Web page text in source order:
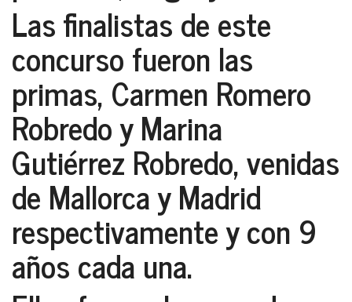
Las finalistas de este
concurso fueron las
primas,Carmen Romero
Robredo y Marina
Gutiérrez Robredo,venidas
deMallorca y Madrid
respectivamente y con 9
años cada una.